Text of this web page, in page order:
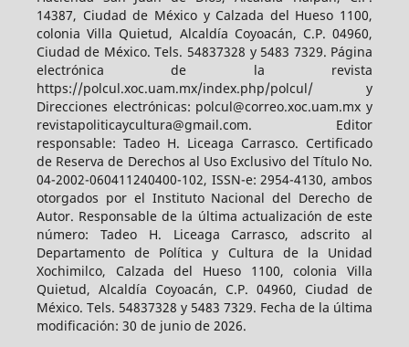
14387, Ciudad de México y Calzada del Hueso 1100,
colonia Villa Quietud, Alcaldía Coyoacán, C.P. 04960,
Ciudad de México. Tels. 54837328 y 5483 7329. Página
electrónica de la revista
https://polcul.xoc.uam.mx/index.php/polcul/ y
Direcciones electrónicas: polcul@correo.xoc.uam.mx y
revistapoliticaycultura@gmail.com. Editor
responsable: Tadeo H. Liceaga Carrasco. Certificado
de Reserva de Derechos al Uso Exclusivo del Título No.
04-2002-060411240400-102, ISSN-e: 2954-4130, ambos
otorgados por el Instituto Nacional del Derecho de
Autor. Responsable de la última actualización de este
número: Tadeo H. Liceaga Carrasco, adscrito al
Departamento de Política y Cultura de la Unidad
Xochimilco, Calzada del Hueso 1100, colonia Villa
Quietud, Alcaldía Coyoacán, C.P. 04960, Ciudad de
México. Tels. 54837328 y 5483 7329. Fecha de la última
modificación: 30 de junio de 2026.